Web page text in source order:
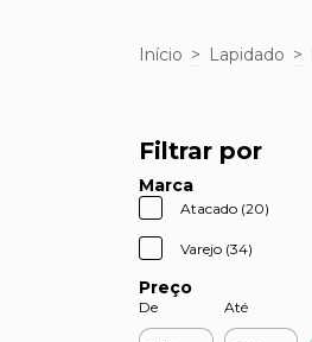
Início > Lapidado >
Filtrar por
Marca
Atacado (20)
Varejo (34)
Preço
De Até